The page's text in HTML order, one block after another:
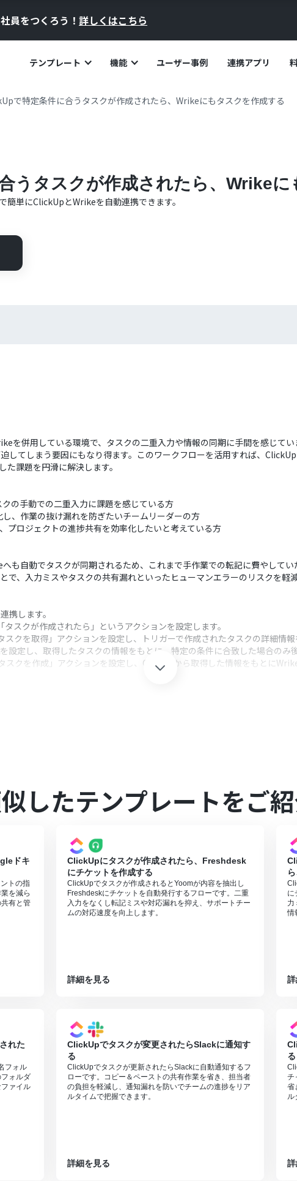
員をつくろう！ 詳しくはこちら
テンプレート 機能 ユーザー事例 連携アプリ
で特定条件に合うタスクが作成されたら、Wrikeにもタスクを作成する
うタスクが作成されたら、Wrikeに
簡単にClickUpとWrikeを自動連携できます。
を併用している環境で、タスクの二重入力や情報の同期に手間を感じて
してしまう要因にもなり得ます。このワークフローを活用すれば、
課題を円滑に解決します。
の手動での二重入力に課題を感じている方
、作業の抜け漏れを防ぎたいチームリーダーの方
プロジェクトの進捗共有を効率化したいと考えている方
も自動でタスクが同期されるため、これまで手作業での転記に費やして
で、入力ミスやタスクの共有漏れといったヒューマンエラーのリスクを軽
携します。
スクが作成されたら」というアクションを設定します。
クを取得」アクションを設定し、トリガーで作成されたタスクの詳細情
設定し、取得したタスクの情報をもとに、特定の条件に合致した場合のみ
スクを作成」アクションを設定し、ClickUpから取得した情報をもとに
。
の無料トライアルを行うことが可能です。無料トライアル中には制限対象
したテンプレートをご
ドキ
トの指
を減ら
有と管
ClickUpにタスクが作成されたら、Freshdesk
にチケットを作成する
ClickUpでタスクが作成されるとYoomが内容を抽出し
Freshdeskにチケットを自動発行するフローです。二重
入力をなくし転記ミスや対応漏れを抑え、サポートチー
ムの対応速度を向上します。
詳細を見る
に
力
情
れた
フォル
ォルダ
ァイル
ClickUpでタスクが変更されたらSlackに通知す
る
ClickUpでタスクが更新されたらSlackに自動通知するフ
ローです。コピー＆ペーストの共有作業を省き、担当者
の負担を軽減し、通知漏れを防いでチームの進捗をリア
ルタイムで把握できます。
詳細を見る
る
チ
省
ル